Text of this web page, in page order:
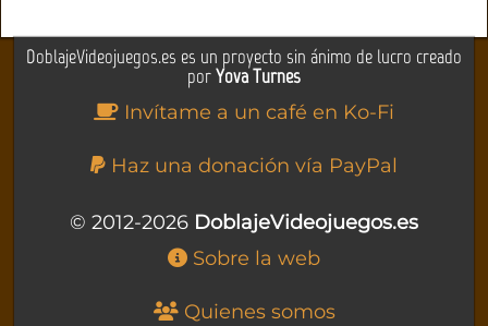
DoblajeVideojuegos.es es un proyecto sin ánimo de lucro creado
porYova Turnes
Invítame a un café en Ko-Fi
Haz una donación vía PayPal
© 2012-2026 DoblajeVideojuegos.es
Sobre la web
Quienes somos